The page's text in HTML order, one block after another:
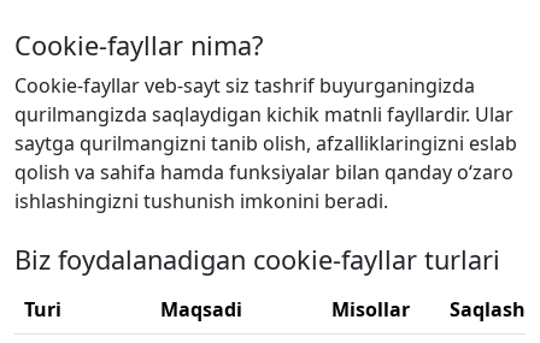
Cookie-fayllar nima?
Cookie-fayllar veb-sayt siz tashrif buyurganingizda
qurilmangizda saqlaydigan kichik matnli fayllardir. Ular
saytga qurilmangizni tanib olish, afzalliklaringizni eslab
qolish va sahifa hamda funksiyalar bilan qanday oʻzaro
ishlashingizni tushunish imkonini beradi.
Biz foydalanadigan cookie-fayllar turlari
Turi Maqsadi Misollar Saqlash